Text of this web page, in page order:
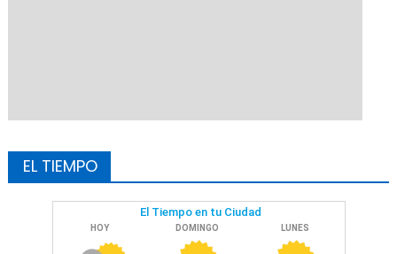
EL TIEMPO